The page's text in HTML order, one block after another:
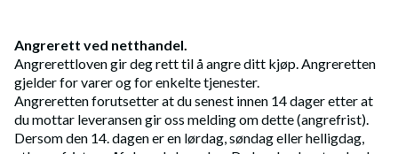
Angrerett ved netthandel.
Angrerettloven gir deg rett til å angre ditt kjøp. Angreretten
gjelder for varer og for enkelte tjenester.
Angreretten forutsetter at du senest innen 14 dager etter at
du mottar leveransen gir oss melding om dette (angrefrist).
Dersom den 14. dagen er en lørdag, søndag eller helligdag,